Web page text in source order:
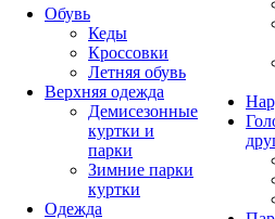
Обувь
Кеды
Кроссовки
Летняя обувь
Верхняя одежда
Демисезонные
куртки и
парки
Зимние парки
куртки
Одежда